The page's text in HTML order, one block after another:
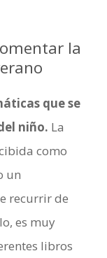
la
que se
niño. La
como
un
recurrir de
es muy
libros